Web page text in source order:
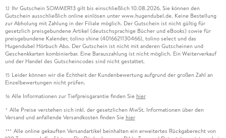
12 Ihr Gutschein SOMMER13 gilt bis einschließlich 10.08.2026. Sie können den
Gutschein ausschließlich online einlösen unter www.hugendubel.de. Keine Bestellung
zur Abholung mit Zahlung in der Filiale möglich. Der Gutschein ist nicht gültig für
gesetzlich preisgebundene Artikel (deutschsprachige Bücher und eBooks) sowie für
preisgebundene Kalender, tolino shine (4016621130466), tolino select und das
Hugendubel Hörbuch Abo. Der Gutschein ist nicht mit anderen Gutscheinen und
Geschenkkarten kombinierbar. Eine Barauszahlung ist nicht möglich. Ein Weiterverkauf
und der Handel des Gutscheincodes sind nicht gestattet.
15 Leider können wir die Echtheit der Kundenbewertung aufgrund der großen Zahl an
Einzelbewertungen nicht prüfen.
16 Alle Informationen zur Tiefpreisgarantie finden Sie hier
* Alle Preise verstehen sich inkl. der gesetzlichen MwSt. Informationen über den
Versand und anfallende Versandkosten finden Sie hier
*** Alle online gekauften Versandartikel beinhalten ein erweitertes Rückgaberecht von